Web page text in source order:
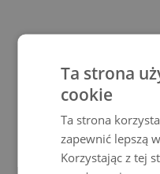
Pokrowiec
Dzięki temu
nie tylko swoje
Ta strona
cookie
Ta strona
zapewnić lepszą
Korzystając z tej